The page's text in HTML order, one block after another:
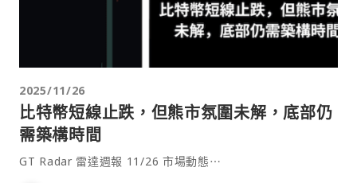
2025/11/26
比特幣短線止跌，但熊市氛圍未解，底部仍
需築構時間
GT Radar 雷達週報 11/26 市場動態⋯